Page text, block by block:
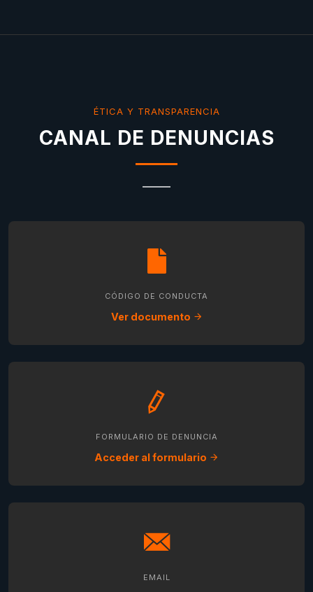
ÉTICA Y TRANSPARENCIA
CANAL DE DENUNCIAS
CÓDIGO DE CONDUCTA
Ver documento
FORMULARIO DE DENUNCIA
Acceder al formulario
EMAIL